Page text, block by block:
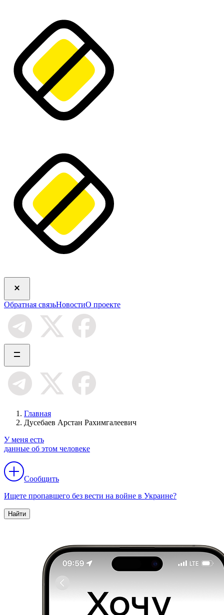
Обратная связьНовостиО проекте
Главная
Дусебаев Арстан Рахимгалеевич
У меня есть
данные об этом человеке
Сообщить
Ищете пропавшего без вести на войне в Украине?
Найти